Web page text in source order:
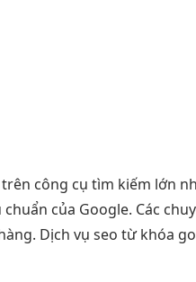
công cụ tìm kiếm lớn
của Google. Các
Dịch vụ seo từ khóa